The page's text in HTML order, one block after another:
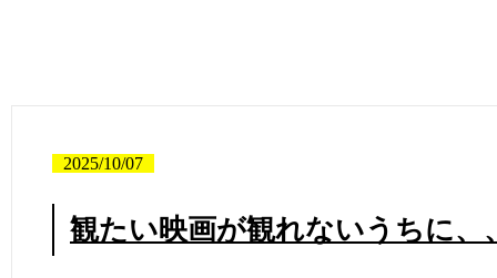
2025/10/07
観たい映画が観れないうちに、